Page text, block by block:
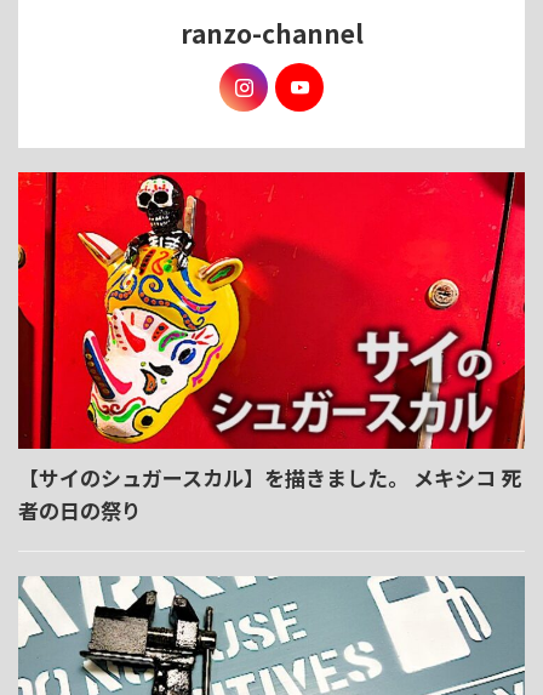
ranzo-channel
【サイのシュガースカル】を描きました。 メキシコ 死
者の日の祭り